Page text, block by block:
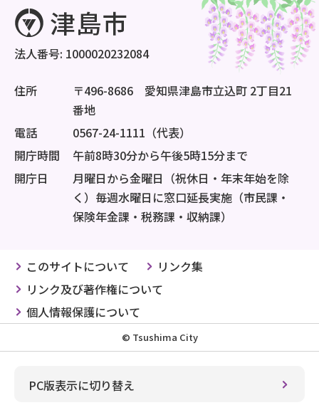
法人番号: 1000020232084
住所
〒496-8686 愛知県津島市立込町 2丁目21
番地
電話
0567-24-1111（代表）
開庁時間
午前8時30分から午後5時15分まで
開庁日
月曜日から金曜日（祝休日・年末年始を除
く）毎週水曜日に窓口延長実施（市民課・
保険年金課・税務課・収納課）
このサイトについて
リンク集
リンク及び著作権について
個人情報保護について
© Tsushima City
PC版表示に切り替え